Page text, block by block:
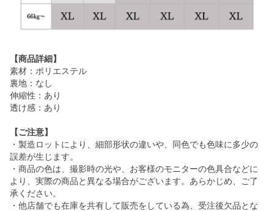
【商品詳細】
素材：ポリエステル
裏地：なし
伸縮性：あり
透け感：あり
【ご注意】
・製造ロットにより、細部形状の違いや、同色でも色味に多少の
誤差が生じます。
・商品の色は、撮影時の光や、お客様のモニターの色具合などに
より、実際の商品と異なる場合がございます。あらかじめ、ご了
承ください。
・他店舗でも在庫を共有して販売をしている為、受注後欠品とな